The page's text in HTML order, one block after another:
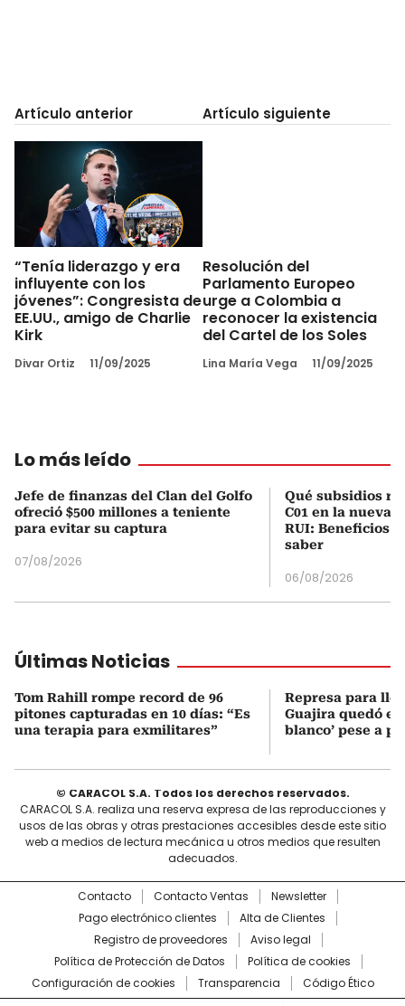
Artículo anterior
“Tenía liderazgo y era
influyente con los
jóvenes”: Congresista de
EE.UU., amigo de Charlie
Kirk
Divar Ortiz 11/09/2025
Artículo siguiente
Resolución del
Parlamento Europeo
urge a Colombia a
reconocer la existencia
del Cartel de los Soles
Lina María Vega 11/09/2025
Lo más leído
Jefe de finanzas del Clan del Golfo
ofreció $500 millones a teniente
para evitar su captura
07/08/2026
Qué subsidios
C01 en la nueva
RUI: Beneficios
saber
06/08/2026
Últimas Noticias
Tom Rahill rompe record de 96
pitones capturadas en 10 días: “Es
una terapia para exmilitares”
Represa para
Guajira quedó en
blanco’ pese a
© CARACOL S.A. Todos los derechos reservados.
CARACOL S.A. realiza una reserva expresa de las reproducciones y
usos de las obras y otras prestaciones accesibles desde este sitio
web a medios de lectura mecánica u otros medios que resulten
adecuados.
Contacto Contacto Ventas
Newsletter
Pago electrónico clientes
Alta de Clientes
Registro de proveedores
Aviso legal
Política de Protección de Datos
Política de cookies
Configuración de cookies
Transparencia Código Ético